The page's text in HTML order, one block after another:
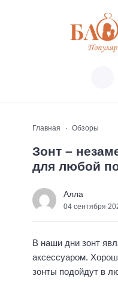
Главная Обзоры
Зонт –
для любой
Алла
04 сентября
В наши дни зонт
аксессуаром.
зонты подойдут в